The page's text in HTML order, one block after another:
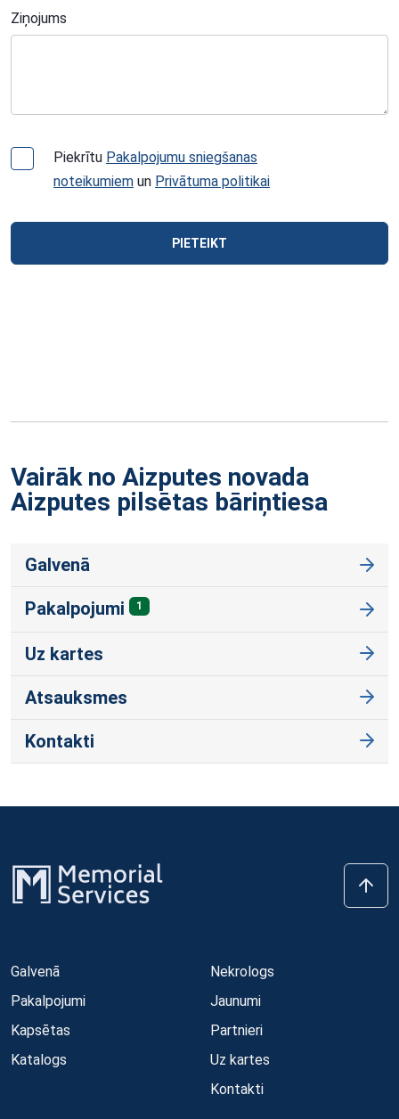
Ziņojums
Piekrītu Pakalpojumu sniegšanas
noteikumiem un Privātuma politikai
PIETEIKT
Vairāk no Aizputes novada
Aizputes pilsētas bāriņtiesa
Galvenā
Pakalpojumi 1
Uz kartes
Atsauksmes
Kontakti
Galvenā
Pakalpojumi
Kapsētas
Katalogs
Nekrologs
Jaunumi
Partnieri
Uz kartes
Kontakti